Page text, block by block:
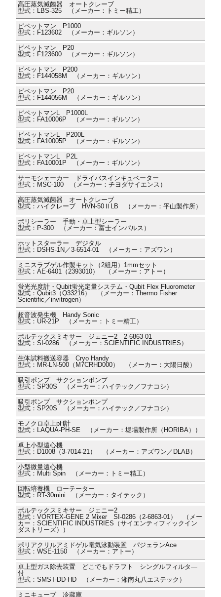
高圧蒸気滅菌器 オートクレーブ
型式：LBS-325 （メーカー：トミー精工）
ピペットマン P1000
型式：F123602 （メーカー：ギルソン）
ピペットマン P20
型式：F123600 （メーカー：ギルソン）
ピペットマン P200
型式：F144058M （メーカー：ギルソン）
ピペットマン P20
型式：F144056M （メーカー：ギルソン）
ピペットマンL P1000L
型式：FA10006P （メーカー：ギルソン）
ピペットマンL P200L
型式：FA10005P （メーカー：ギルソン）
ピペットマンL P2L
型式：FA10001P （メーカー：ギルソン）
サーモシェーカー ドライバスインキュベーター
型式：MSC-100 （メーカー：チヨダサイエンス）
高圧蒸気滅菌器 オートクレーブ
型式：ハイクレーブ HVN-50ⅡLB （メーカー：平山製作所）
ポリシーラー 手動・卓上型シーラー
型式：P-300 （メーカー：富士インパルス）
ホットスターラー デジタル
型式：DSHS-1N／3-6514-01 （メーカー：アズワン）
ミニスラブゲル作製キット（2組用）1mmセット
型式：AE-6401（2393010） （メーカー：アトー）
蛍光光度計・Qubit蛍光定量システム・Qubit Flex Fluorometer
型式：Qubit3（Q33216） （メーカー：Thermo Fisher
Scientific／invitrogen）
超音波発生機 Handy Sonic
型式：UR-21P （メーカー：トミー精工）
ボルテックスミキサー ジェニー2 2-6863-01
型式：SI-0286 （メーカー：SCIENTIFIC INDUSTRIES）
生体試料搬送容器 Cryo Handy
型式：MR-LN-500（M7CRHD000） （メーカー：大陽日酸）
吸引ポンプ サクションポンプ
型式：SP30S （メーカー：ハイテック／フナコシ）
吸引ポンプ サクションポンプ
型式：SP20S （メーカー：ハイテック／フナコシ）
モノクロ卓上pH計
型式：LAQUA-PH-SE （メーカー：堀場製作所（HORIBA））
卓上小型遠心機
型式：D1008（3-7014-21） （メーカー：アズワン／DLAB）
小型微量遠心機
型式：Multi Spin （メーカー：トミー精工）
回転培養機 ローテーター
型式：RT-30mini （メーカー：タイテック）
ボルテックスミキサー ジェニー2
型式：VORTEX-GENE 2 Mixer SI-0286（2-6863-01） （メー
カー：SCIENTIFIC INDUSTRIES（サイエンティフィックイン
ダストリーズ））
ポリアクリルアミドゲル電気泳動装置 パジェランAce
型式：WSE-1150 （メーカー：アトー）
卓上型ガス除去装置 どこでもドラフト シングルフィルタ―
付
型式：SMST-DD-HD （メーカー：湘南丸八エステック）
ミニキューブ 冷蔵庫